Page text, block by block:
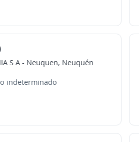
S A - Neuquen, Neuquén
indeterminado